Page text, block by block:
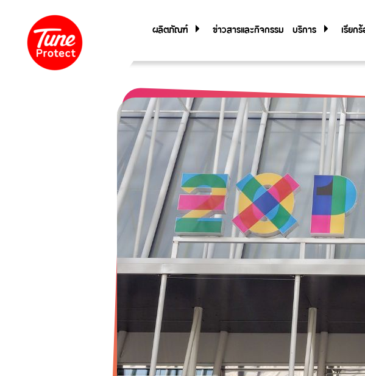
ผลิตภัณฑ์
ประกันภัยการเดินทาง
ทูน ไอพาส
ทูน ทราเวล ประกันเดินทางต่างประเทศ
ประกันภัยสำหรับธุรกิจ
ประกันความเสี่ยงภัยทุกชนิดสำหรับงานรับเหมา
ปร
ข่าวสารและกิจกรรม บริการ
เรียก